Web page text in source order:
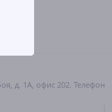
д. 1А, офис 202. Телефон